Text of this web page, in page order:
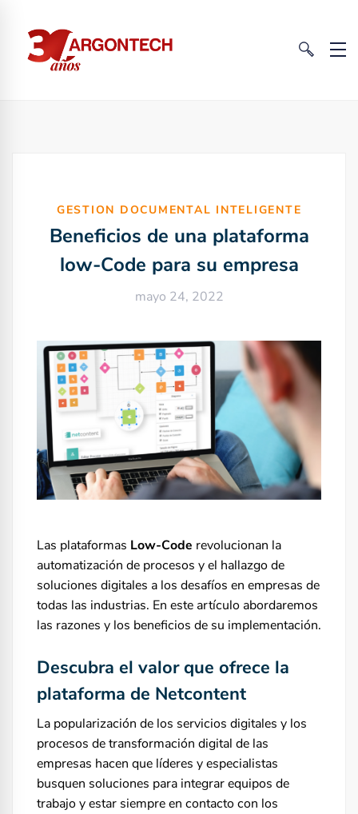
GESTION DOCUMENTAL INTELIGENTE
Beneficios de una plataforma
low-Code para su empresa
mayo 24, 2022
Las plataformas Low-Code revolucionan la
automatización de procesos y el hallazgo de
soluciones digitales a los desafíos en empresas de
todas las industrias. En este artículo abordaremos
las razones y los beneficios de su implementación.
Descubra el valor que ofrece la
plataforma de Netcontent
La popularización de los servicios digitales y los
procesos de transformación digital de las
empresas hacen que líderes y especialistas
busquen soluciones para integrar equipos de
trabajo y estar siempre en contacto con los